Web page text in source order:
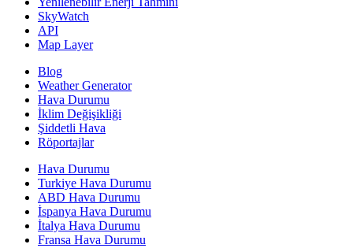
SkyWatch
API
Map Layer
Blog
Weather Generator
Hava Durumu
İklim Değişikliği
Şiddetli Hava
Röportajlar
Hava Durumu
Turkiye Hava Durumu
ABD Hava Durumu
İspanya Hava Durumu
İtalya Hava Durumu
Fransa Hava Durumu